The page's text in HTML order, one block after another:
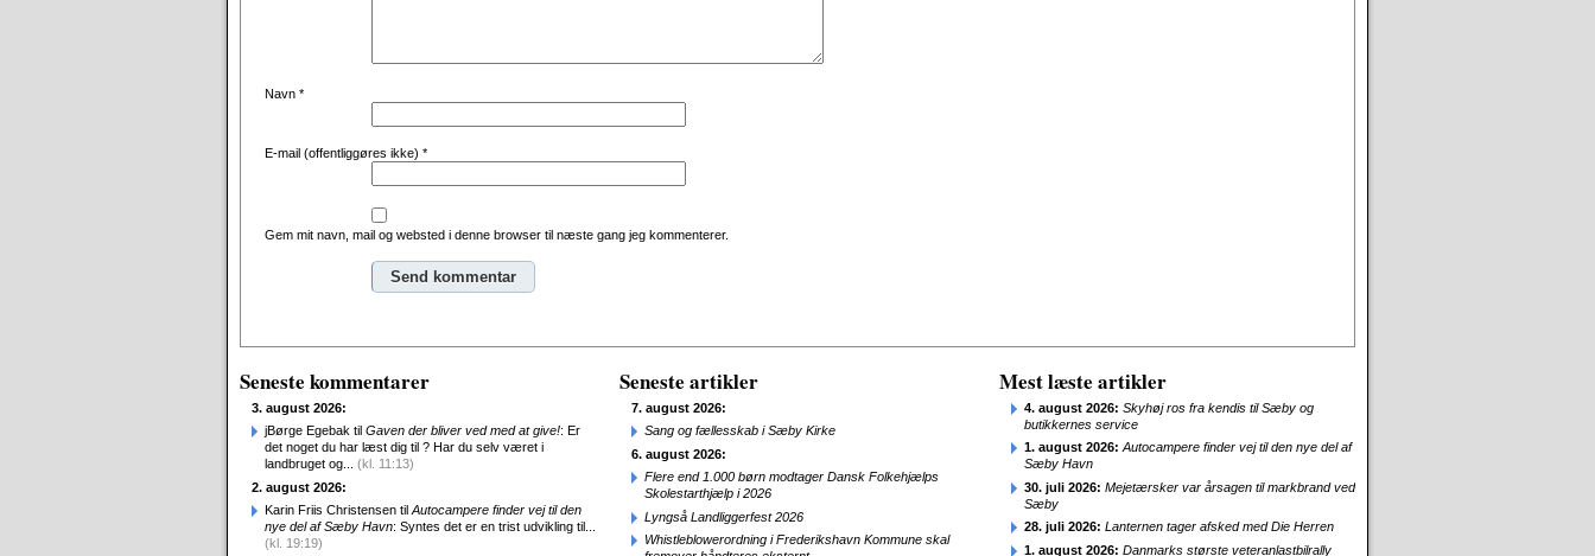
Navn *
E-mail (offentliggøres ikke) *
Gem mit navn, mail og websted i denne browser til næste gang jeg kommenterer.
Seneste kommentarer
3. august 2026:
jBørge Egebak til Gaven der bliver ved med at give!: Er
det noget du har læst dig til ? Har du selv været i
landbruget og... (kl. 11:13)
2. august 2026:
Karin Friis Christensen til Autocampere finder vej til den
nye del af Sæby Havn: Syntes det er en trist udvikling til...
(kl. 19:19)
Seneste artikler
7. august 2026:
Sang og fællesskab i Sæby Kirke
6. august 2026:
Flere end 1.000 børn modtager Dansk Folkehjælps
Skolestarthjælp i 2026
Lyngså Landliggerfest 2026
Whistleblowerordning i Frederikshavn Kommune skal
Mest læste artikler
4. august 2026: Skyhøj ros fra kendis til Sæby og
butikkernes service
1. august 2026: Autocampere finder vej til den nye del af
Sæby Havn
30. juli 2026: Mejetærsker var årsagen til markbrand ved
Sæby
28. juli 2026: Lanternen tager afsked med Die Herren
1. august 2026: Danmarks største veteranlastbilrally